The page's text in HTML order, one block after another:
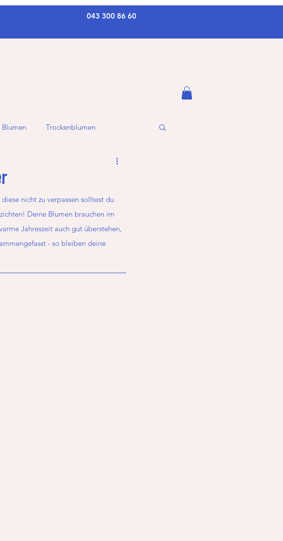
043 300 86 60
Blumen Trockenblumen
nicht zu verpassen solltest du
Deine Blumen brauchen im
Jahreszeit auch gut überstehen,
- so bleiben deine